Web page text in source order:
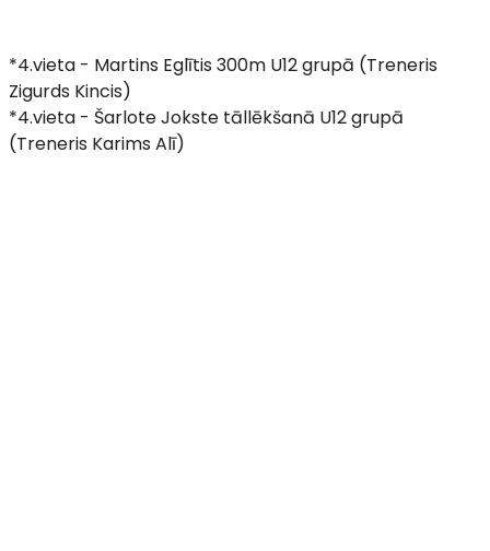
*4.vieta - Martins Eglītis 300m U12 grupā (Treneris
Zigurds Kincis)
*4.vieta - Šarlote Jokste tāllēkšanā U12 grupā
(Treneris Karims Alī)